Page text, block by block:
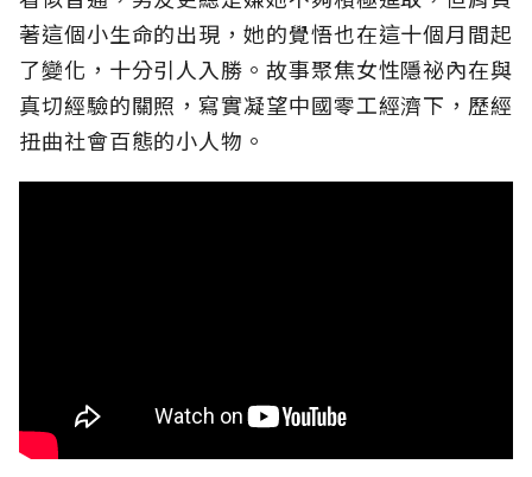
著這個小生命的出現，她的覺悟也在這十個月間起
了變化，十分引人入勝。故事聚焦女性隱祕內在與
真切經驗的關照，寫實凝望中國零工經濟下，歷經
扭曲社會百態的小人物。